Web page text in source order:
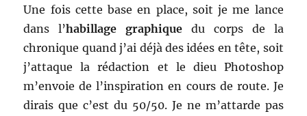
Une fois cette base en place, soit je me lance
dans l’habillage graphique du corps de la
chronique quand j’ai déjà des idées en tête, soit
j’attaque la rédaction et le dieu Photoshop
m’envoie de l’inspiration en cours de route. Je
dirais que c’est du 50/50. Je ne m’attarde pas